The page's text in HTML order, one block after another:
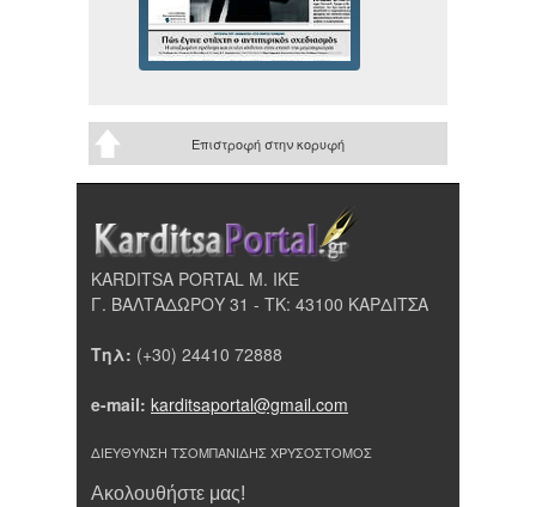
Επιστροφή στην κορυφή
KARDITSA PORTAL Μ. ΙΚΕ
Γ. ΒΑΛΤΑΔΩΡΟΥ 31 - ΤΚ: 43100 ΚΑΡΔΙΤΣΑ
Τηλ: (+30) 24410 72888
e-mail: karditsaportal@gmail.com
ΔΙΕΥΘΥΝΣΗ ΤΣΟΜΠΑΝΙΔΗΣ ΧΡΥΣΟΣΤΟΜΟΣ
Ακολουθήστε μας!